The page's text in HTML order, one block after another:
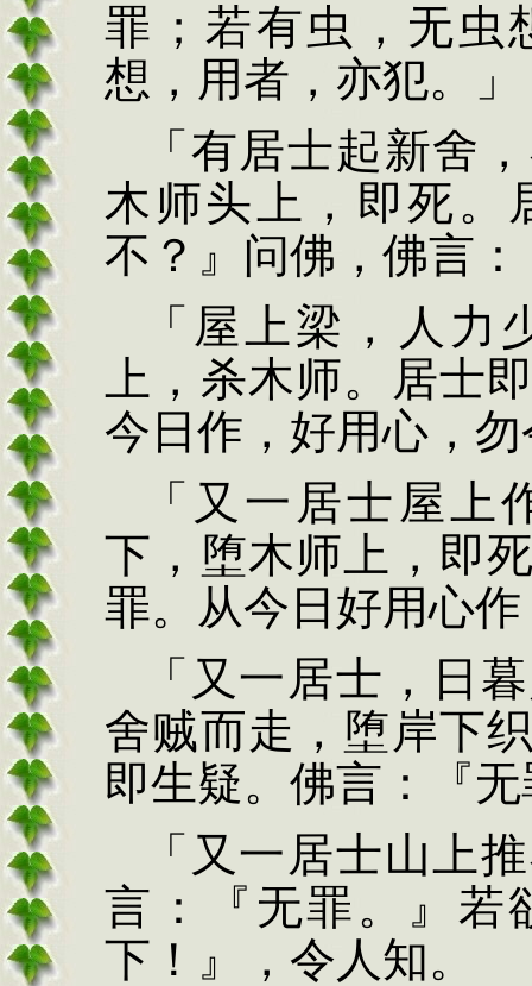
罪；若有虫，无虫
想，用者，亦犯。」
「有居士起新舍
木师头上，即死。
不？』问佛，佛言
「屋上梁，人
上，杀木师。居士
今日作 ，好用心，
「又一居士屋上
下，堕木师上，即
罪。从今日好用心
「又一 居士，日
舍贼而走， 堕岸下
即生疑。 佛言：『
「又一居士山上
言：『无罪。』若
下！』，令 人知。